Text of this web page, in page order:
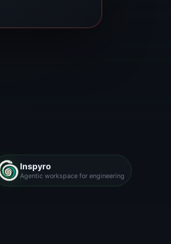
Inspyro
Agentic workspace for engineering